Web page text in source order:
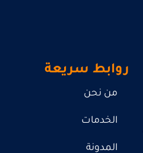
روابط سريعة
من نحن
الخدمات
المدونة